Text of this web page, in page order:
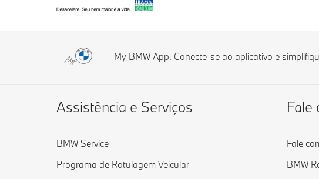
My BMW App. Conecte-se ao aplicativo e
Assistência e Serviços
BMW Service
Programa de Rotulagem Veicular
Fale
Fale
BMW